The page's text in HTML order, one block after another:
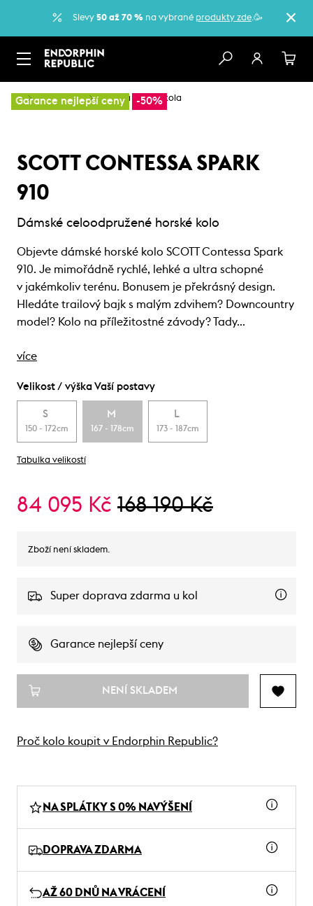
Slevy 50 až 70 % na vybrané produkty zde.🥳
Garance nejlepší ceny -50%
… Horská kola Dámská horská kola
SCOTT CONTESSA SPARK
910
Dámské celoodpružené horské kolo
Objevte dámské horské kolo SCOTT Contessa Spark
910. Je mimořádně rychlé, lehké a ultra schopné
v jakémkoliv terénu. Bonusem je překrásný design.
Hledáte trailový bajk s malým zdvihem? Downcountry
model? Kolo na příležitostné závody? Tady…
více
Velikost / výška Vaší postavy
S
150 - 172cm
M
167 - 178cm
L
173 - 187cm
Tabulka velikostí
84 095 Kč 168 190 Kč
Zboží není skladem.
Super doprava zdarma u kol
Garance nejlepší ceny
NENÍ SKLADEM
Proč kolo koupit v Endorphin Republic?
NA SPLÁTKY S 0% NAVÝŠENÍ
DOPRAVA ZDARMA
AŽ 60 DNŮ NA VRÁCENÍ